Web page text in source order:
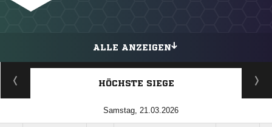
ALLE ANZEIGEN
HÖCHSTE SIEGE
Samstag, 21.03.2026